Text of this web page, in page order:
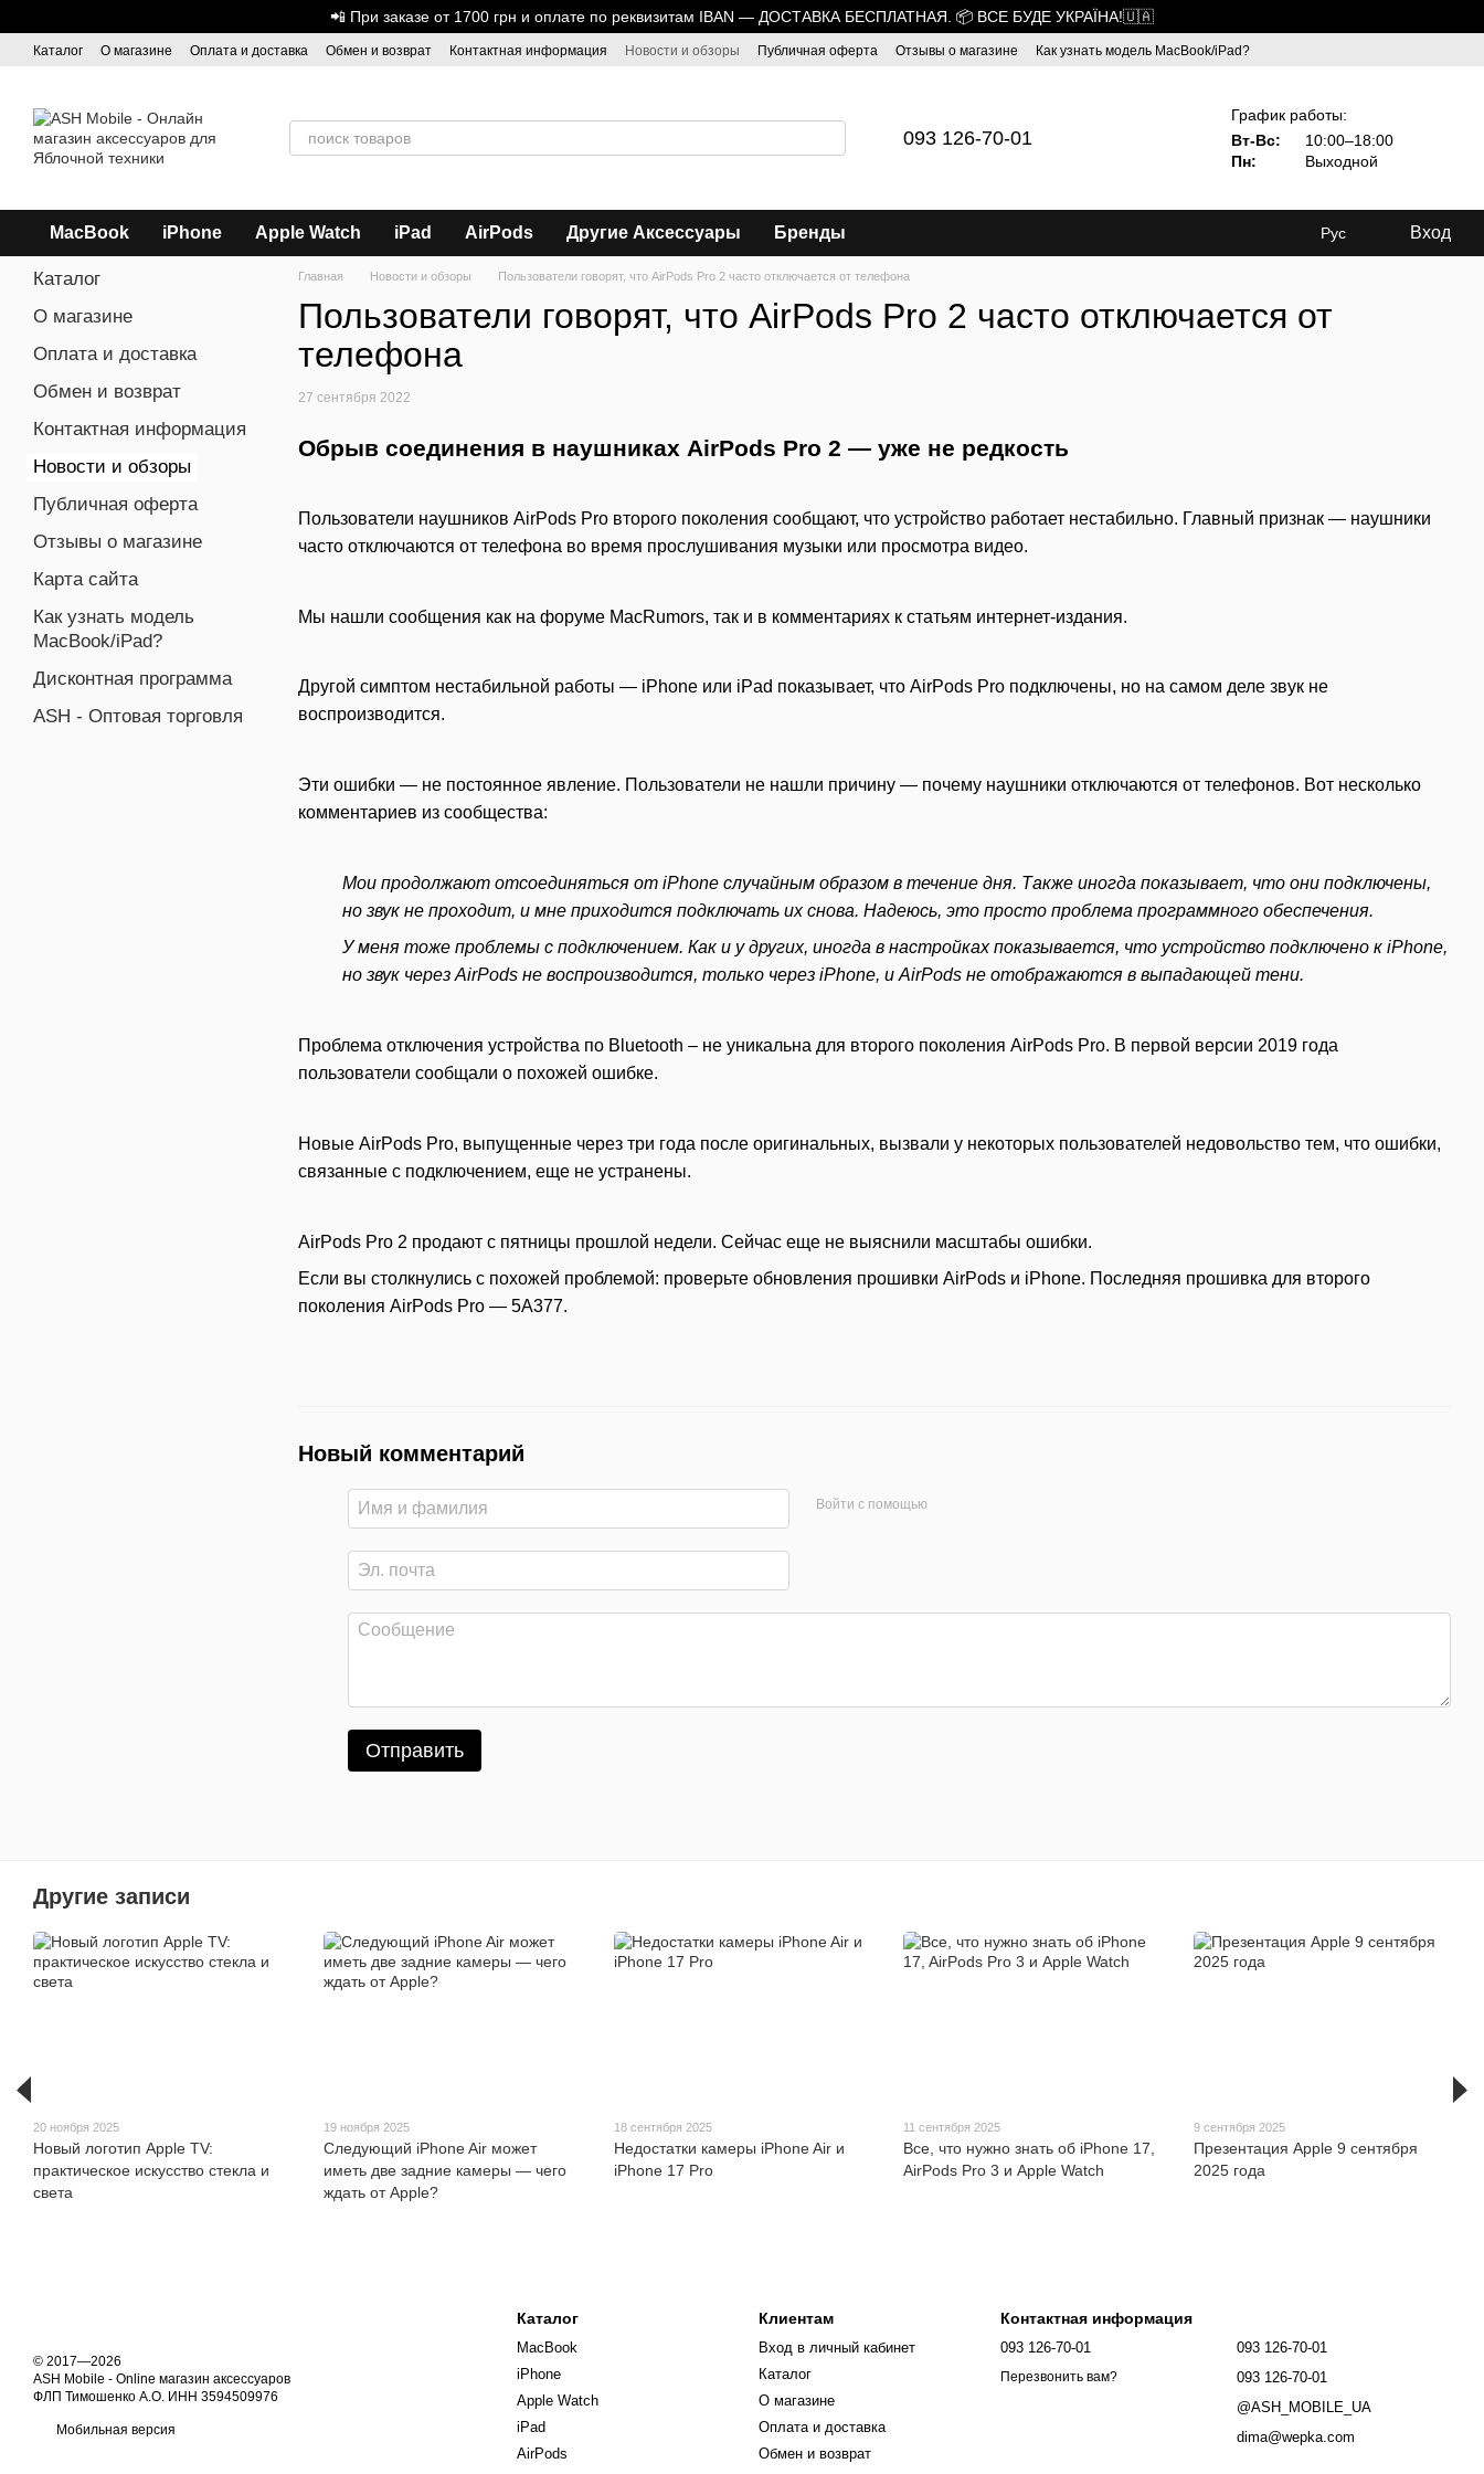
📲 При заказе от 1700 грн и оплате по реквизитам IBAN — ДОСТАВКА БЕСПЛАТНАЯ. 📦 ВСЕ БУДЕ УКРАЇНА!🇺🇦
Каталог О магазине Оплата и доставка Обмен и возврат Контактная информация Новости и обзоры Публичная оферта Отзывы о магазине
Как узнать модель MacBook/iPad?
093 126-70-01
График работы:
Вт-Вс:
10:00–18:00
Пн:
Выходной
MacBook iPhone Apple Watch iPad AirPods Другие Аксессуары Бренды Рус Вход
Главная Новости и обзоры Пользователи говорят, что AirPods Pro 2 часто отключается от телефона
Пользователи говорят, что AirPods Pro 2 часто отключается от
телефона
27 сентября 2022
Обрыв соединения в наушниках AirPods Pro 2 — уже не редкость
Пользователи наушников AirPods Pro второго поколения сообщают, что устройство работает нестабильно. Главный признак — наушники
часто отключаются от телефона во время прослушивания музыки или просмотра видео.
Мы нашли сообщения как на форуме MacRumors, так и в комментариях к статьям интернет-издания.
Другой симптом нестабильной работы — iPhone или iPad показывает, что AirPods Pro подключены, но на самом деле звук не
воспроизводится.
Эти ошибки — не постоянное явление. Пользователи не нашли причину — почему наушники отключаются от телефонов. Вот несколько
комментариев из сообщества:
Мои продолжают отсоединяться от iPhone случайным образом в течение дня. Также иногда показывает, что они подключены,
но звук не проходит, и мне приходится подключать их снова. Надеюсь, это просто проблема программного обеспечения.
У меня тоже проблемы с подключением. Как и у других, иногда в настройках показывается, что устройство подключено к iPhone,
но звук через AirPods не воспроизводится, только через iPhone, и AirPods не отображаются в выпадающей тени.
Проблема отключения устройства по Bluetooth – не уникальна для второго поколения AirPods Pro. В первой версии 2019 года
пользователи сообщали о похожей ошибке.
Новые AirPods Pro, выпущенные через три года после оригинальных, вызвали у некоторых пользователей недовольство тем, что ошибки,
связанные с подключением, еще не устранены.
AirPods Pro 2 продают с пятницы прошлой недели. Сейчас еще не выяснили масштабы ошибки.
Если вы столкнулись с похожей проблемой: проверьте обновления прошивки AirPods и iPhone. Последняя прошивка для второго
поколения AirPods Pro — 5A377.
Новый комментарий
Войти с помощью
Отправить
Каталог
О магазине
Оплата и доставка
Обмен и возврат
Контактная информация
Новости и обзоры
Публичная оферта
Отзывы о магазине
Карта сайта
Как узнать модель
MacBook/iPad?
Дисконтная программа
ASH - Оптовая торговля
Другие записи
20 ноября 2025
Новый логотип Apple TV:
практическое искусство стекла и
света
19 ноября 2025
Следующий iPhone Air может
иметь две задние камеры — чего
ждать от Apple?
18 сентября 2025
Недостатки камеры iPhone Air и
iPhone 17 Pro
11 сентября 2025
Все, что нужно знать об iPhone 17,
AirPods Pro 3 и Apple Watch
9 сентября 2025
Презентация Apple 9 сентября
2025 года
© 2017—2026
ASH Mobile - Online магазин аксессуаров
ФЛП Тимошенко А.О. ИНН 3594509976
Мобильная версия
Каталог
MacBook
iPhone
Apple Watch
iPad
AirPods
Клиентам
Вход в личный кабинет
Каталог
О магазине
Оплата и доставка
Обмен и возврат
Контактная информация
093 126-70-01
Перезвонить вам?
093 126-70-01
093 126-70-01
@ASH_MOBILE_UA
dima@wepka.com